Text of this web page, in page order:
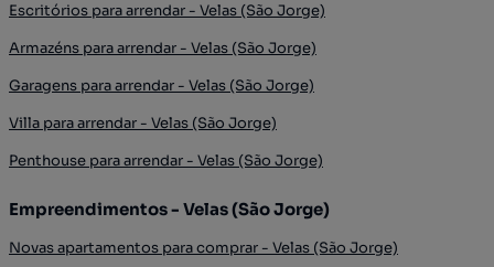
Escritórios para arrendar - Velas (São Jorge)
Armazéns para arrendar - Velas (São Jorge)
Garagens para arrendar - Velas (São Jorge)
Villa para arrendar - Velas (São Jorge)
Penthouse para arrendar - Velas (São Jorge)
Empreendimentos - Velas (São Jorge)
Novas apartamentos para comprar - Velas (São Jorge)